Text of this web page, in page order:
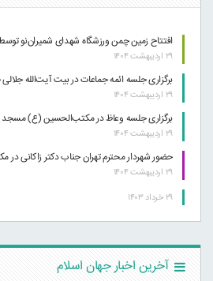
افتتاح زمین چمن ورزشگاه شهدای شمیران‌نو
۲۹ اردیبهشت ۱۴۰۴
برگزاری جلسه ائمه جماعات در بیت آیت‌الله
۲۹ اردیبهشت ۱۴۰۴
برگزاری جلسه وعاظ در مکتب‌الحسین (ع) مسجد
۲۹ اردیبهشت ۱۴۰۴
حضور شهردار محترم تهران جناب دکتر زاکانی
۲۹ اردیبهشت ۱۴۰۴
۲۹ خرداد ۱۴۰۳
آخرین اخبار جهان اسلام